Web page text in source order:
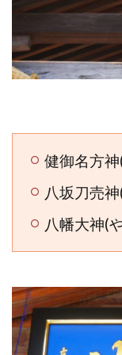
健御名方
八坂刀売
八幡大神(